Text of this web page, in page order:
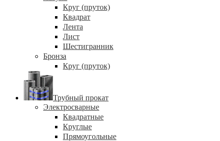
Круг (пруток)
Квадрат
Лента
Лист
Шестигранник
Бронза
Круг (пруток)
Трубный прокат
Электросварные
Квадратные
Круглые
Прямоугольные